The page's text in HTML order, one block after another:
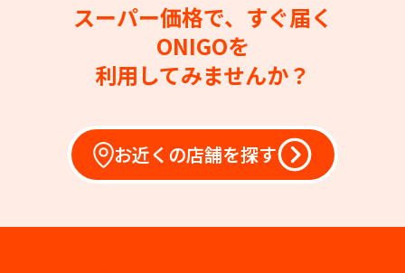
スーパー価格で、すぐ届く
ONIGOを
利用してみませんか？
お近くの店舗を探す